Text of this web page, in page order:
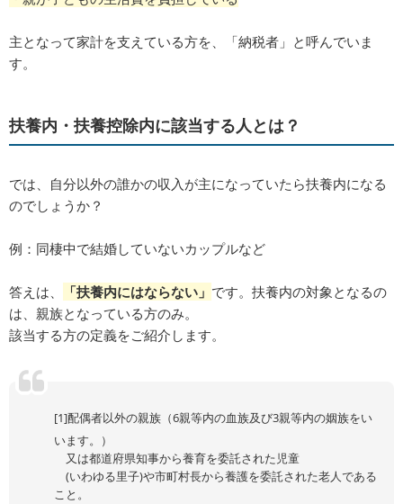
主となって家計を支えている方を、「納税者」と呼んでいま
す。
扶養内・扶養控除内に該当する人とは？
では、自分以外の誰かの収入が主になっていたら扶養内になる
のでしょうか？
例：同棲中で結婚していないカップルなど
答えは、 「扶養内にはならない」 です。扶養内の対象となるの
は、親族となっている方のみ。
該当する方の定義をご紹介します。
[1]配偶者以外の親族（6親等内の血族及び3親等内の姻族をい
います。）
又は都道府県知事から養育を委託された児童
(いわゆる里子)や市町村長から養護を委託された老人である
こと。